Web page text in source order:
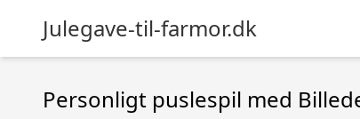
Julegave-til-farmor.dk
Personligt puslespil med